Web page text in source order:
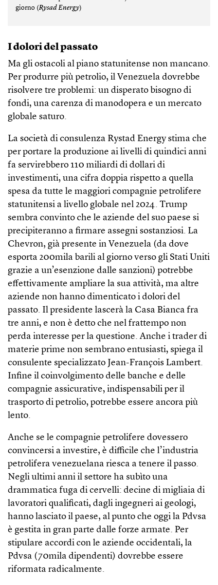
giorno (Rysad Energy)
I dolori del passato
Ma gli ostacoli al piano statunitense non mancano.
Per produrre più petrolio, il Venezuela dovrebbe
risolvere tre problemi: un disperato bisogno di
fondi, una carenza di manodopera e un mercato
globale saturo.
La società di consulenza Rystad Energy stima che
per portare la produzione ai livelli di quindici anni
fa servirebbero 110 miliardi di dollari di
investimenti, una cifra doppia rispetto a quella
spesa da tutte le maggiori compagnie petrolifere
statunitensi a livello globale nel 2024. Trump
sembra convinto che le aziende del suo paese si
precipiteranno a firmare assegni sostanziosi. La
Chevron, già presente in Venezuela (da dove
esporta 200mila barili al giorno verso gli Stati Uniti
grazie a un’esenzione dalle sanzioni) potrebbe
effettivamente ampliare la sua attività, ma altre
aziende non hanno dimenticato i dolori del
passato. Il presidente lascerà la Casa Bianca fra
tre anni, e non è detto che nel frattempo non
perda interesse per la questione. Anche i trader di
materie prime non sembrano entusiasti, spiega il
consulente specializzato Jean-François Lambert.
Infine il coinvolgimento delle banche e delle
compagnie assicurative, indispensabili per il
trasporto di petrolio, potrebbe essere ancora più
lento.
Anche se le compagnie petrolifere dovessero
convincersi a investire, è difficile che l’industria
petrolifera venezuelana riesca a tenere il passo.
Negli ultimi anni il settore ha subìto una
drammatica fuga di cervelli: decine di migliaia di
lavoratori qualificati, dagli ingegneri ai geologi,
hanno lasciato il paese, al punto che oggi la Pdvsa
è gestita in gran parte dalle forze armate. Per
stipulare accordi con le aziende occidentali, la
Pdvsa (70mila dipendenti) dovrebbe essere
riformata radicalmente.